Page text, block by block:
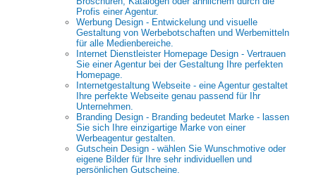
Profis einer Agentur.
Werbung Design - Entwickelung und visuelle
Gestaltung von Werbebotschaften und Werbemitteln
für alle Medienbereiche.
Internet Dienstleister Homepage Design - Vertrauen
Sie einer Agentur bei der Gestaltung Ihre perfekten
Homepage.
Internetgestaltung Webseite - eine Agentur gestaltet
Ihre perfekte Webseite genau passend für Ihr
Unternehmen.
Branding Design - Branding bedeutet Marke - lassen
Sie sich Ihre einzigartige Marke von einer
Werbeagentur gestalten.
Gutschein Design - wählen Sie Wunschmotive oder
eigene Bilder für Ihre sehr individuellen und
persönlichen Gutscheine.